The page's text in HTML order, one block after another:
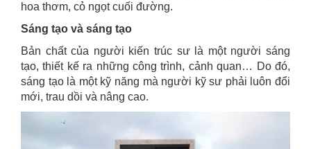
hoa thơm, cỏ ngọt cuối đường.
Sáng tạo và sáng tạo
Bản chất của người kiến trúc sư là một người sáng
tạo, thiết kế ra những công trình, cảnh quan… Do đó,
sáng tạo là một kỹ năng mà người kỹ sư phải luôn đổi
mới, trau dồi và nâng cao.